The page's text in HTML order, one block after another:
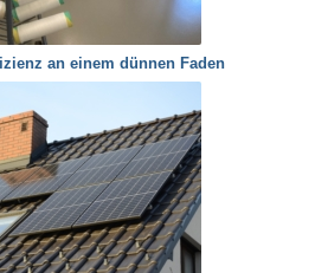
an einem dünnen Faden